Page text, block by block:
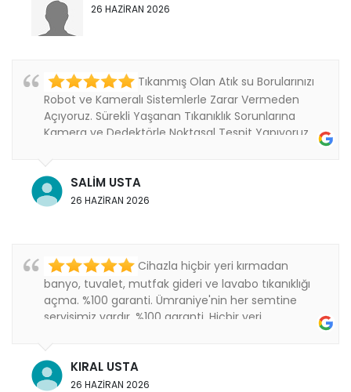
26 HAZİRAN 2026
Tıkanmış Olan Atık su Borularınızı
Robot ve Kameralı Sistemlerle Zarar Vermeden
Açıyoruz. Sürekli Yaşanan Tıkanıklık Sorunlarına
Kamera ve Dedektörle Noktasal Tespit Yapıyoruz.
SALİM USTA
26 HAZİRAN 2026
Cihazla hiçbir yeri kırmadan
banyo, tuvalet, mutfak gideri ve lavabo tıkanıklığı
açma. %100 garanti. Ümraniye'nin her semtine
servisimiz vardır. %100 garanti. Hiçbir yeri
KIRAL USTA
26 HAZİRAN 2026